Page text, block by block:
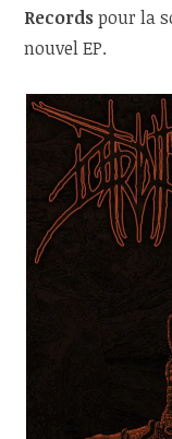
Recordspour la
nouvel EP.